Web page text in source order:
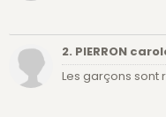
2. PIERRON
Les garçons sont